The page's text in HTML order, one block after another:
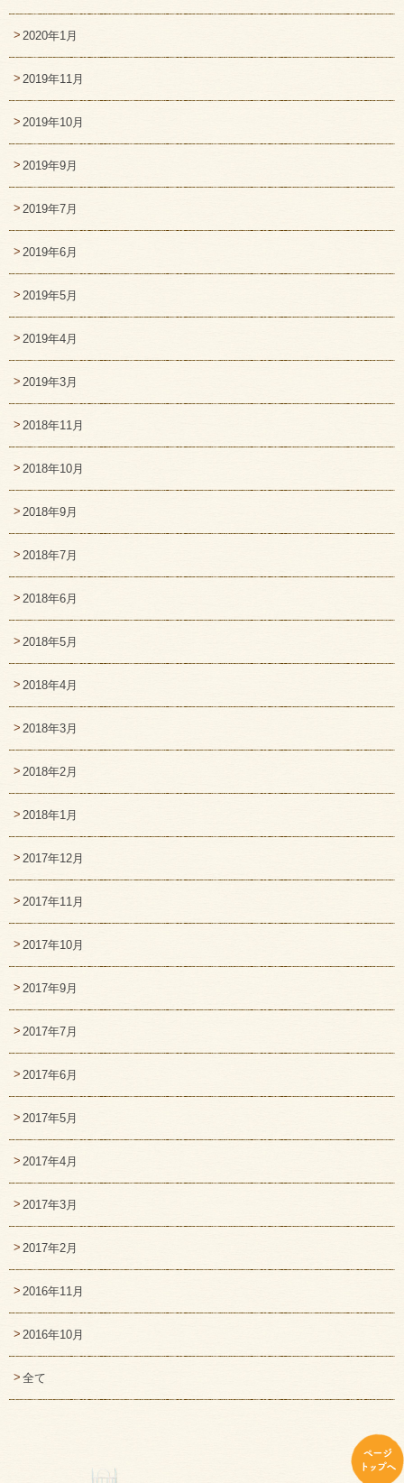
2020年1月
2019年11月
2019年10月
2019年9月
2019年7月
2019年6月
2019年5月
2019年4月
2019年3月
2018年11月
2018年10月
2018年9月
2018年7月
2018年6月
2018年5月
2018年4月
2018年3月
2018年2月
2018年1月
2017年12月
2017年11月
2017年10月
2017年9月
2017年7月
2017年6月
2017年5月
2017年4月
2017年3月
2017年2月
2016年11月
2016年10月
全て